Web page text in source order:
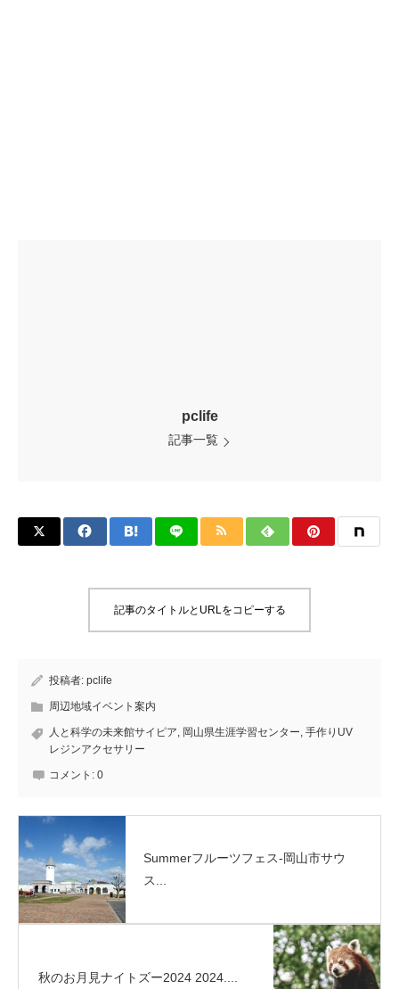
pclife
記事一覧
記事のタイトルとURLをコピーする
投稿者: pclife
周辺地域イベント案内
人と科学の未来館サイピア, 岡山県生涯学習センター, 手作りUV
レジンアクセサリー
コメント: 0
Summerフルーツフェス-岡山市サウ
ス...
秋のお月見ナイトズー2024 2024....